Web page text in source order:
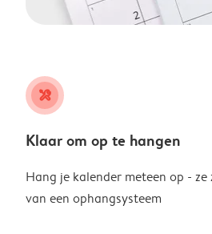
tools
Klaar om op te hangen
Hang je kalender meteen op -
van een ophangsysteem